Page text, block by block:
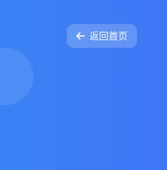
返回首页